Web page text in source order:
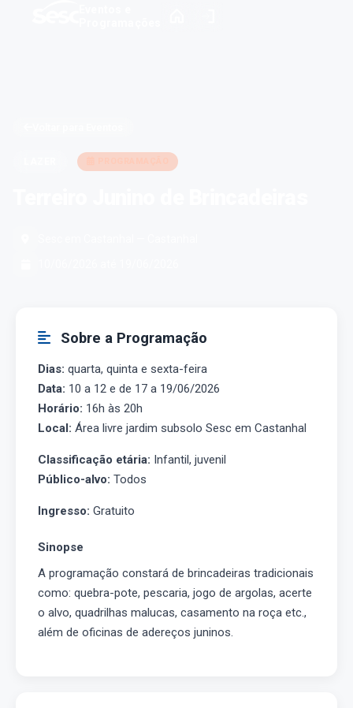
Sobre a Programação
Dias: quarta, quinta e sexta-feira
Data: 10 a 12 e de 17 a 19/06/2026
Horário: 16h às 20h
Local: Área livre jardim subsolo Sesc em Castanhal
Classificação etária: Infantil, juvenil
Público-alvo: Todos
Ingresso: Gratuito
Sinopse
A programação constará de brincadeiras tradicionais
como: quebra-pote, pescaria, jogo de argolas, acerte
o alvo, quadrilhas malucas, casamento na roça etc.,
além de oficinas de adereços juninos.